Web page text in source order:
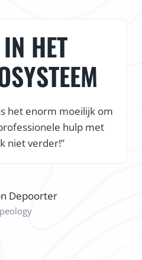
HET
het enorm moeilijk om
hulp met
niet verder!”
Depoorter